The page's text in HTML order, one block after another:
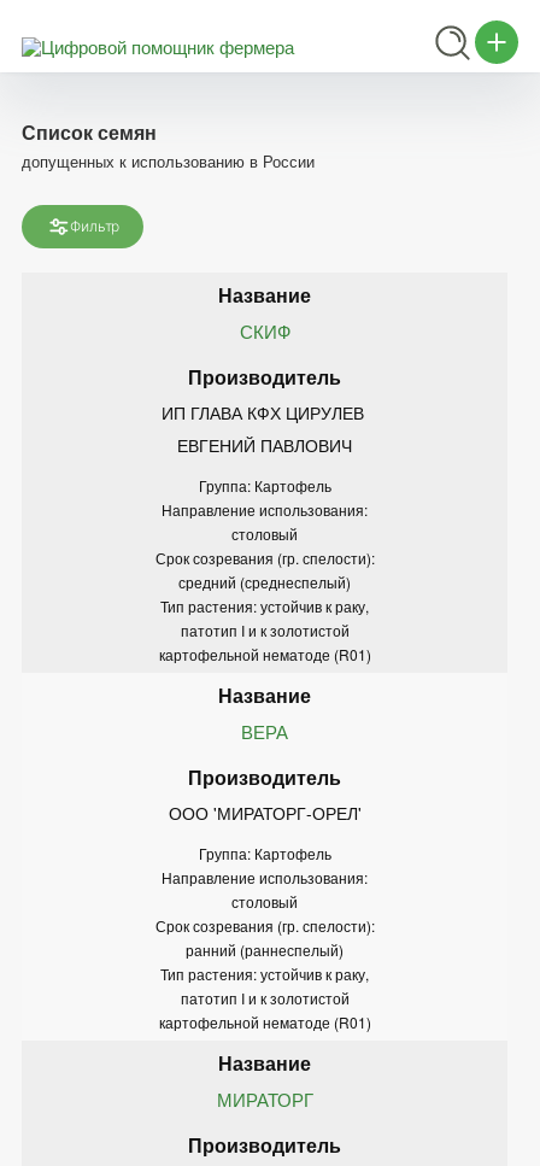
Список семян
допущенных к использованию в России
Фильтр
СКИФ
ИП ГЛАВА КФХ ЦИРУЛЕВ
ЕВГЕНИЙ ПАВЛОВИЧ
Группа: Картофель
Направление использования:
столовый
Срок созревания (гр. спелости):
средний (среднеспелый)
Тип растения: устойчив к раку,
патотип I и к золотистой
картофельной нематоде (R01)
ВЕРА
ООО 'МИРАТОРГ-ОРЕЛ'
Группа: Картофель
Направление использования:
столовый
Срок созревания (гр. спелости):
ранний (раннеспелый)
Тип растения: устойчив к раку,
патотип I и к золотистой
картофельной нематоде (R01)
МИРАТОРГ